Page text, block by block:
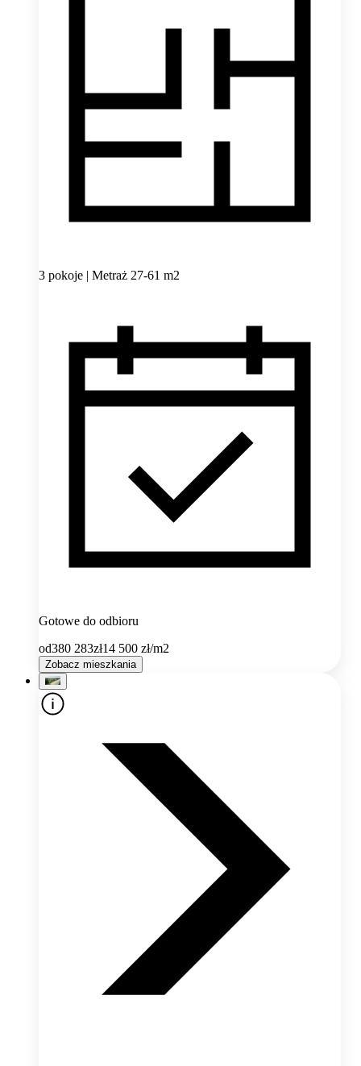
3 pokoje | Metraż 27-61 m2
Gotowe do odbioru
od380 283zł14 500 zł/m2
Zobacz mieszkania